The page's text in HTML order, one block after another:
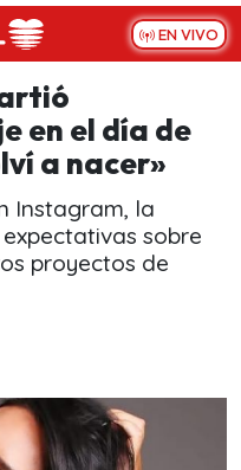
EN VIVO
en el día de
a nacer»
Instagram, la
sobre
proyectos de